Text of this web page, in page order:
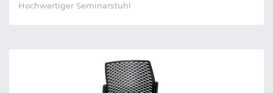
Hochwertiger Seminarstuhl